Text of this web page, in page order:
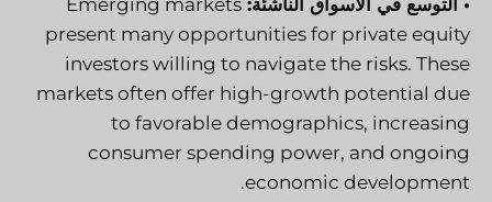
• التوسع في الأسواق الناشئة: Emerging markets
present many opportunities for private equity
investors willing to navigate the risks. These
markets often offer high-growth potential due
to favorable demographics, increasing
consumer spending power, and ongoing
economic development.